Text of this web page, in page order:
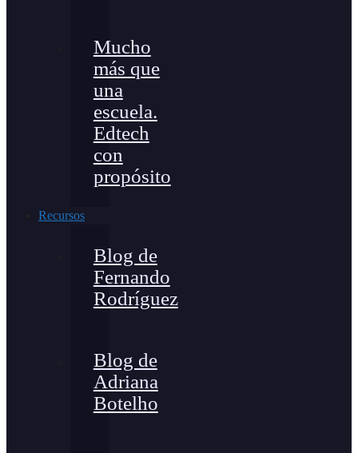
Mucho
más que
una
escuela.
Edtech
con
propósito
Recursos
Blog de
Fernando
Rodríguez
Blog de
Adriana
Botelho